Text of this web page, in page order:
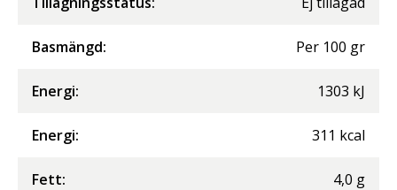
Basmängd: Per 100 gr
Energi: 1303 kJ
Energi: 311 kcal
Fett: 4,0 g